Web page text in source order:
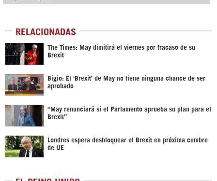
RELACIONADAS
The Times: May dimitirá el viernes por fracaso de su
Brexit
Bigio: El ‘Brexit’ de May no tiene ninguna chance de ser
aprobado
“May renunciará si el Parlamento aprueba su plan para el
Brexit”
Londres espera desbloquear el Brexit en próxima cumbre
de UE